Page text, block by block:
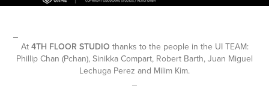
_
At 4TH FLOOR STUDIO thanks to the people in the UI TEAM:
Phillip Chan (Pchan), Sinikka Compart, Robert Barth, Juan Miguel
Lechuga Perez and Milim Kim.
_